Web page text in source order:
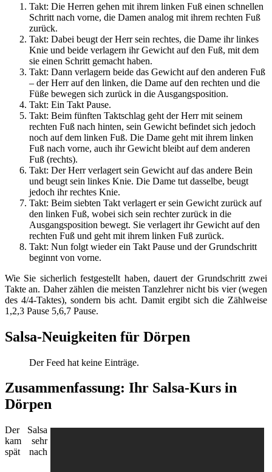
Takt: Die Herren gehen mit ihrem linken Fuß einen schnellen
Schritt nach vorne, die Damen analog mit ihrem rechten Fuß
zurück.
Takt: Dabei beugt der Herr sein rechtes, die Dame ihr linkes
Knie und beide verlagern ihr Gewicht auf den Fuß, mit dem
sie einen Schritt gemacht haben.
Takt: Dann verlagern beide das Gewicht auf den anderen Fuß
– der Herr auf den linken, die Dame auf den rechten und die
Füße bewegen sich zurück in die Ausgangsposition.
Takt: Ein Takt Pause.
Takt: Beim fünften Taktschlag geht der Herr mit seinem
rechten Fuß nach hinten, sein Gewicht befindet sich jedoch
noch auf dem linken Fuß. Die Dame geht mit ihrem linken
Fuß nach vorne, auch ihr Gewicht bleibt auf dem anderen
Fuß (rechts).
Takt: Der Herr verlagert sein Gewicht auf das andere Bein
und beugt sein linkes Knie. Die Dame tut dasselbe, beugt
jedoch ihr rechtes Knie.
Takt: Beim siebten Takt verlagert er sein Gewicht zurück auf
den linken Fuß, wobei sich sein rechter zurück in die
Ausgangsposition bewegt. Sie verlagert ihr Gewicht auf den
rechten Fuß und geht mit ihrem linken Fuß zurück.
Takt: Nun folgt wieder ein Takt Pause und der Grundschritt
beginnt von vorne.
Wie Sie sicherlich festgestellt haben, dauert der Grundschritt zwei
Takte an. Daher zählen die meisten Tanzlehrer nicht bis vier (wegen
des 4/4-Taktes), sondern bis acht. Damit ergibt sich die Zählweise
1,2,3 Pause 5,6,7 Pause.
Salsa-Neuigkeiten für Dörpen
Der Feed hat keine Einträge.
Zusammenfassung: Ihr Salsa-Kurs in
Dörpen
Der Salsa
kam sehr
spät nach